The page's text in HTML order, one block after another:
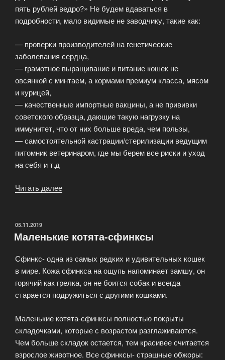
пять рублей ведро?» Не будем вдаваться в
подробности, мало видимые не заводчику, такие как:
— проверки производителей на генетические
заболевания сердца,
— грамотное выращивание и питание кошек не
овсянкой с минтаем, а кормами премиум класса, мясом
и курицей,
— качественные импортные вакцины, а не прививки
советского образца, дающие такую нагрузку на
иммунитет, что от них больше вреда, чем пользы,
— самостоятельной кастрации/стерилизации ведущим
питомник ветеринаром, где мы берем все риски и уход
на себя и т.д
Читать далее
котята
ОПУБЛИКОВАНО
05.11.2019
Маленькие котята-сфинксы
Сфинкс- одна из самых редких и удивительных кошек
в мире. Кожа сфинкса на ощупь напоминает замшу, он
горячий как грелка, он не боится собак и всегда
старается подружиться с другими кошками.
Маленькие котята-сфинксы полностью покрыты
складочками, которые с возрастом разглаживаются.
Чем больше складок остается, тем красивее считается
взрослое животное. Все сфинксы- страшные обжоры: